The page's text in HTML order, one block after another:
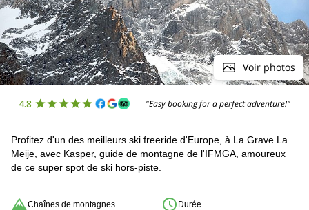
Voir photos
4.8 "Easy booking for a perfect adventure!"
Profitez d'un des meilleurs ski freeride d'Europe, à La Grave La
Meije, avec Kasper, guide de montagne de l'IFMGA, amoureux
de ce super spot de ski hors-piste.
Chaînes de montagnes Durée